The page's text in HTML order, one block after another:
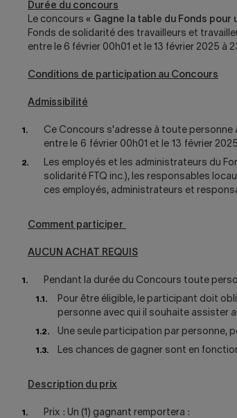
Durée du concours
Le concours « Gagne la table du Fonds pour
Fonds de solidarité des travailleurs et
entre le 6 février 00h01 et le 13 février 2025 à
Conditions de participation au Concours
Admissibilité
Ce Concours s'adresse à toute personne
entre le 6 février 00h01 et le 13 février
Les employés et les administrateurs du
solidarité FTQ inc.), les responsables
ces employés, administrateurs et
Comment participer
AUCUN ACHAT REQUIS
Pendant la durée du Concours toute
Pour être éligible, le participant doit
personne avec qui il souhaite assister
Une seule participation par personne,
Les chances de gagner sont en
Description du prix
Prix : Un (1) gagnant remportera :